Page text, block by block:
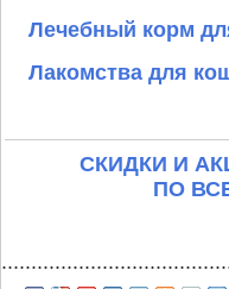
Лечебный корм
Лакомства для
СКИДКИ И
ПО